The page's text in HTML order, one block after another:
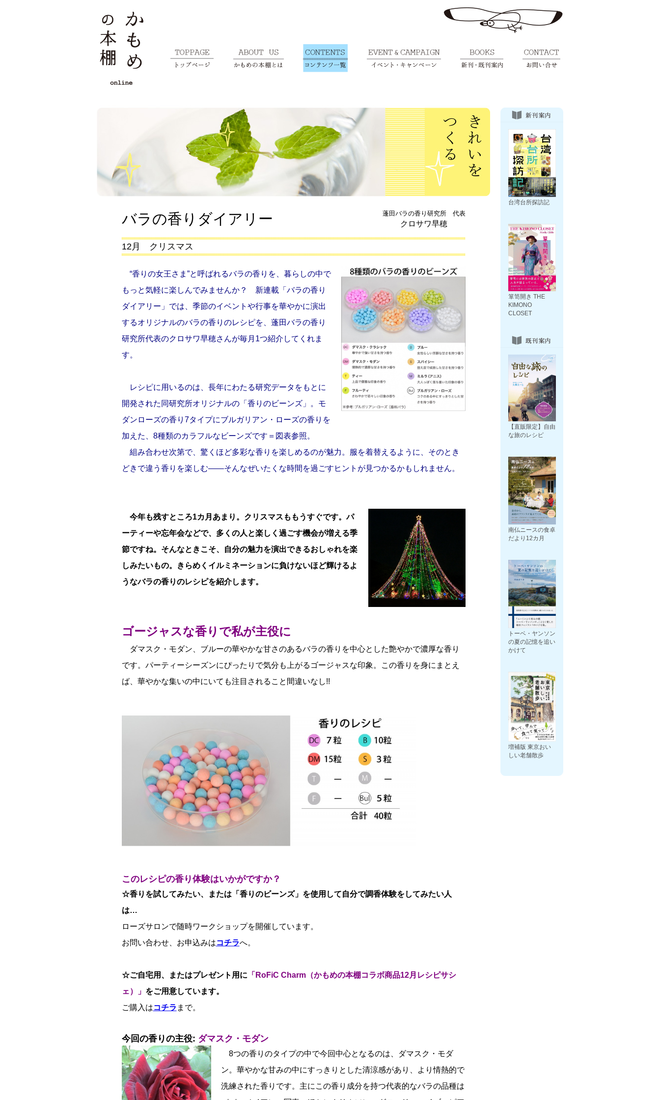
バラの香りダイアリー 蓬田バラの香り研究所 代表
クロサワ早穂
12月 クリスマス
“香りの女王さま”と呼ばれるバラの香りを、暮らしの中で
もっと気軽に楽しんでみませんか？ 新連載「バラの香り
ダイアリー」では、季節のイベントや行事を華やかに演出
するオリジナルのバラの香りのレシピを、蓬田バラの香り
研究所代表のクロサワ早穂さんが毎月1つ紹介してくれま
す。
レシピに用いるのは、長年にわたる研究データをもとに
開発された同研究所オリジナルの「香りのビーンズ」。モ
ダンローズの香り7タイプにブルガリアン・ローズの香りを
加えた、8種類のカラフルなビーンズです＝図表参照。
組み合わせ次第で、驚くほど多彩な香りを楽しめるのが魅力。服を着替えるように、そのとき
どきで違う香りを楽しむ――そんなぜいたくな時間を過ごすヒントが見つかるかもしれません。
今年も残すところ1カ月あまり。クリスマスももうすぐです。パ
ーティーや忘年会などで、多くの人と楽しく過ごす機会が増える季
節ですね。そんなときこそ、自分の魅力を演出できるおしゃれを楽
しみたいもの。きらめくイルミネーションに負けないほど輝けるよ
うなバラの香りのレシピを紹介します。
ゴージャスな香りで私が主役に
ダマスク・モダン、ブルーの華やかな甘さのあるバラの香りを中心とした艶やかで濃厚な香り
です。パーティーシーズンにぴったりで気分も上がるゴージャスな印象。この香りを身にまとえ
ば、華やかな集いの中にいても注目されること間違いなし!!
このレシピの香り体験はいかがですか？
☆香りを試してみたい、または「香りのビーンズ」を使用して自分で調香体験をしてみたい人
は…
ローズサロンで随時ワークショップを開催しています。
お問い合わせ、お申込みはコチラへ。
☆ご自宅用、またはプレゼント用に 「RoFiC Charm（かもめの本棚コラボ商品12月レシピサシ
ェ）」 をご用意しています。
ご購入はコチラ まで。
今回の香りの主役: ダマスク・モダン
8つの香りのタイプの中で今回中心となるのは、ダマスク・モダ
ン。華やかな甘みの中にすっきりとした清涼感があり、より情熱的で
洗練された香りです。主にこの香り成分を持つ代表的なバラの品種は
台湾台所探訪記
箪笥開き THE
KIMONO
CLOSET
【直販限定】自由
な旅のレシピ
南仏ニースの食卓
だより12カ月
トーベ・ヤンソン
の夏の記憶を追い
かけて
増補版 東京おい
しい老舗散歩